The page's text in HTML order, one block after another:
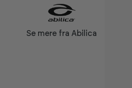
Se mere fra Abilica